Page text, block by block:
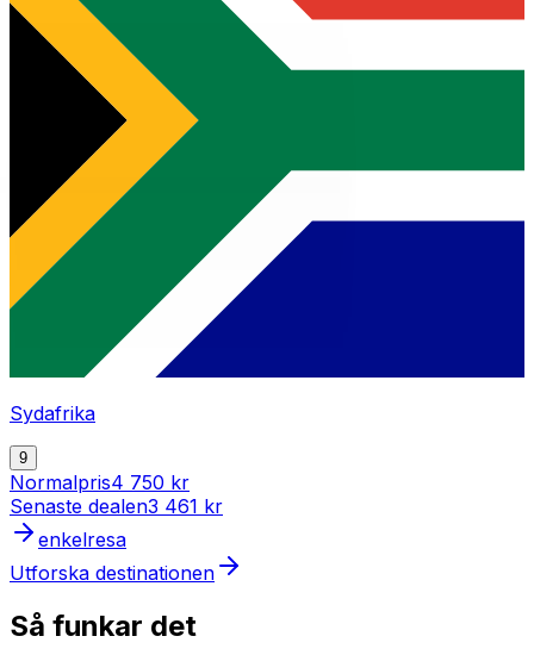
Sydafrika
9
Normalpris4 750 kr
Senaste dealen3 461 kr
enkelresa
Utforska destinationen
Så funkar det